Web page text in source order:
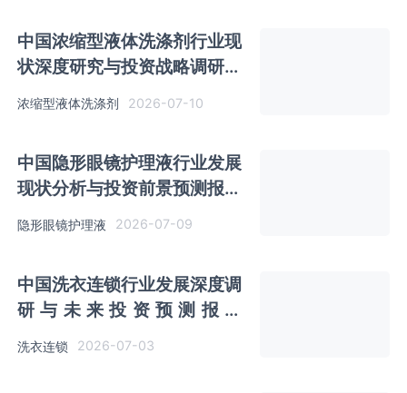
中国浓缩型液体洗涤剂行业现
状深度研究与投资战略调研报
告（2026-2033年）
浓缩型液体洗涤剂 2026-07-10
中国隐形眼镜护理液行业发展
现状分析与投资前景预测报告
隐形眼镜护理液 2026-07-09
中国洗衣连锁行业发展深度调
研与未来投资预测报告
洗衣连锁 2026-07-03